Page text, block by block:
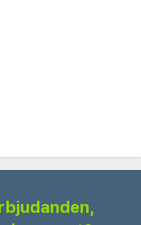
lokala
allt du behöver